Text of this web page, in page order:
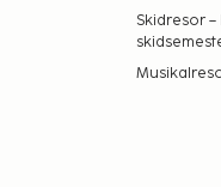
Skidresor